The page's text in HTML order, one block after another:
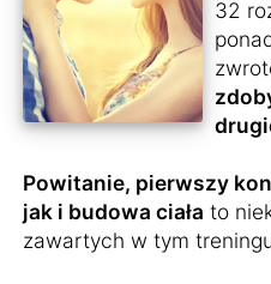
32
Powitanie, pierwszy
jak i budowa ciała to
zawartych w tym